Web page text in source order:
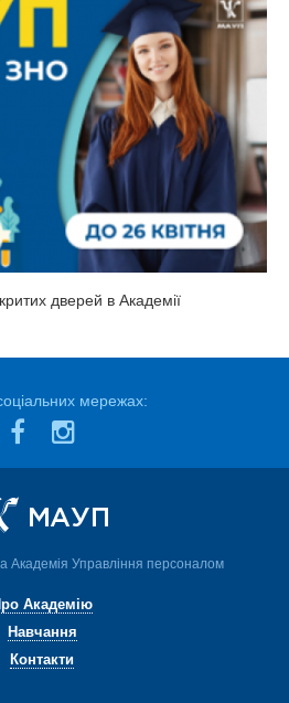
дверей в Академії
мережах:
Академія Управління персоналом
Академію
Навчання
Контакти